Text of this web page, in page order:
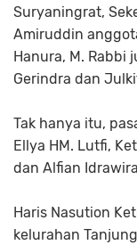
Suryaningrat,
Amiruddin
Hanura, M. Rabbi
Gerindra dan
Tak hanya itu,
Ellya HM. Lutfi,
dan Alfian
Haris Nasution
kelurahan